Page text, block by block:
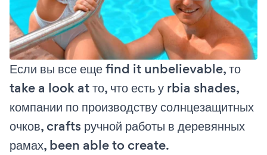
Если вы все еще find it unbelievable, то
take a look at то, что есть у rbia shades,
компании по производству солнцезащитных
очков, crafts ручной работы в деревянных
рамах, been able to create.